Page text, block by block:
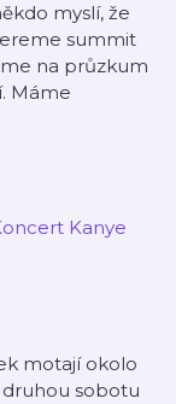
myslí, že
summit
na průzkum
Máme
Kanye
motají okolo
druhou sobotu